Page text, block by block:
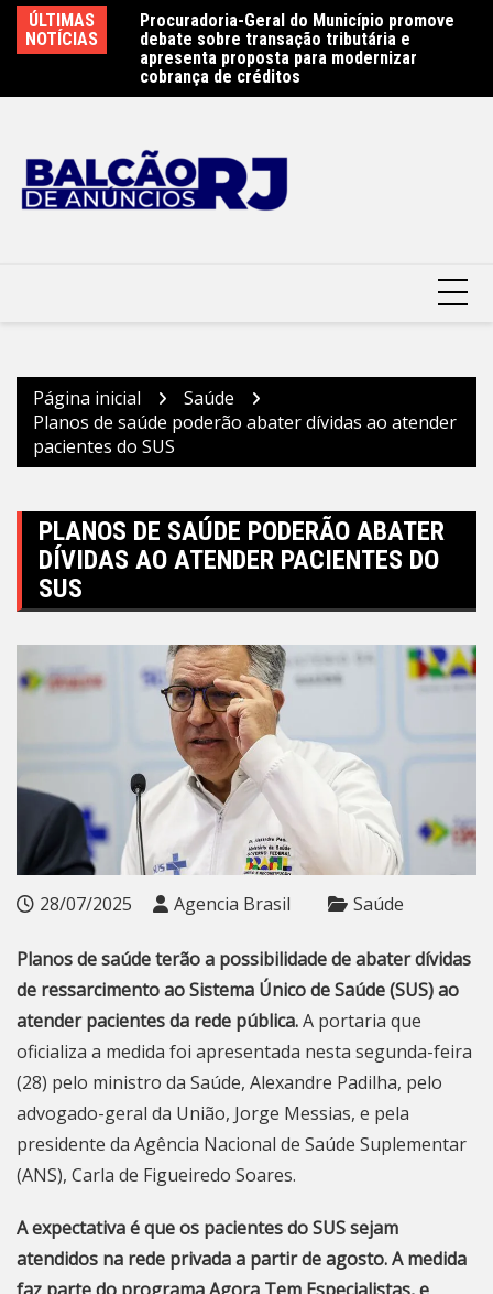
para
ÚLTIMAS
NOTÍCIAS
Procuradoria-Geral do Município promove
debate sobre transação tributária e
apresenta proposta para modernizar
cobrança de créditos
Obras do emissário da Avenida Almirante
Ary Parreiras entram na reta final –
Prefeitura Municipal de Niterói
Página inicial
Saúde
Planos de saúde poderão abater dívidas ao atender
pacientes do SUS
PLANOS DE SAÚDE PODERÃO ABATER
DÍVIDAS AO ATENDER PACIENTES DO
SUS
28/07/2025 Agencia Brasil Saúde
Planos de saúde terão a possibilidade de abater dívidas
de ressarcimento ao Sistema Único de Saúde (SUS) ao
atender pacientes da rede pública.A portaria que
oficializa a medida foi apresentada nesta segunda-feira
(28) pelo ministro da Saúde, Alexandre Padilha, pelo
advogado-geral da União, Jorge Messias, e pela
presidente da Agência Nacional de Saúde Suplementar
(ANS), Carla de Figueiredo Soares.
A expectativa é que os pacientes do SUS sejam
atendidos na rede privada a partir de agosto. A medida